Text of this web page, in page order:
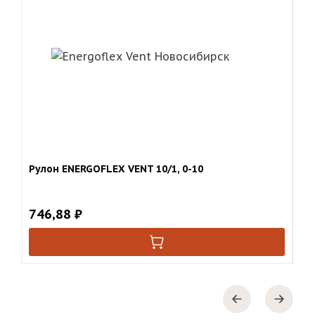
Рулон ENERGOFLEX VENT 10/1, 0-10
746,88 ₽